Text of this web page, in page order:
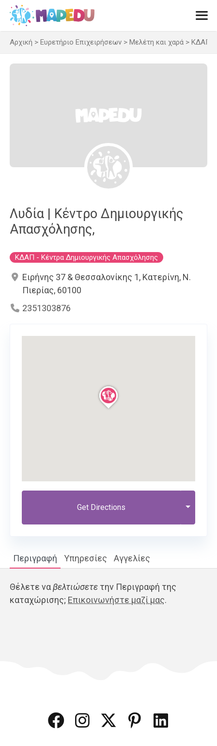
Μετάβαση
περιεχόμενο
Αρχική > Ευρετήριο Επιχειρήσεων > Μελέτη και χαρά > ΚΔΑΠ -
Λυδία | Κέντρο Δημιουργικής
Απασχόλησης,
ΚΔΑΠ - Κέντρα Δημιουργικής Απασχόλησης
Ειρήνης 37 & Θεσσαλονίκης 1, Κατερίνη, Ν.
Πιερίας, 60100
2351303876
Get Directions
Περιγραφή Υπηρεσίες Αγγελίες
Θέλετε ναβελτιώσετε την Περιγραφή της
καταχώρισης; Επικοινωνήστε μαζί μας.